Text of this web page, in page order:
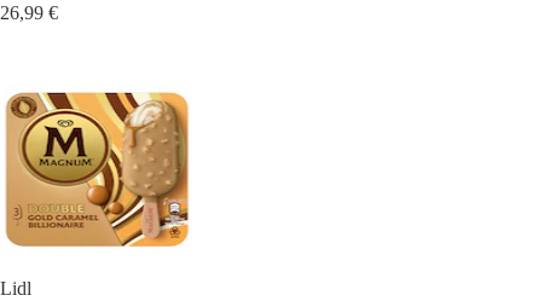
26,99 €
Lidl